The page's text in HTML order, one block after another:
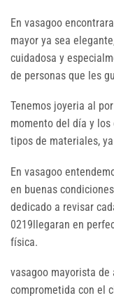
En vasagoo
mayor ya sea
cuidadosa y
de personas que les
Tenemos joyeria al
momento del día y
tipos de materiales,
En vasagoo
en buenas
dedicado a revisar
0219llegaran en
física.
vasagoo mayorista de
comprometida con el